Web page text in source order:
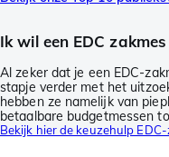
Ik wil een EDC zakmes
Al zeker dat je een EDC-
stapje verder met het
hebben ze namelijk van
betaalbare budgetmessen
Bekijk hier de keuzehulp